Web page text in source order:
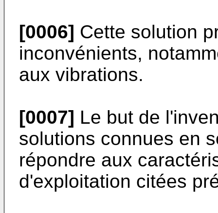
[0006] Cette solution
inconvénients,
aux vibrations.
[0007] Le but de
solutions connues en
répondre aux
d'exploitation citées